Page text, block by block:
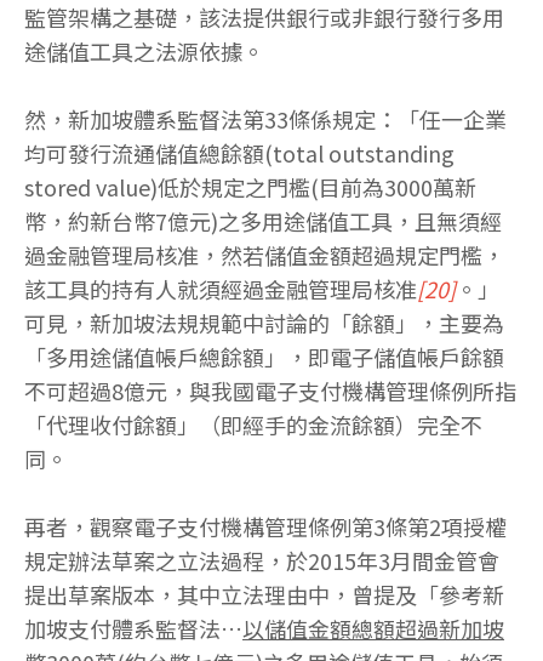
監管架構之基礎，該法提供銀行或非銀行發行多用
途儲值工具之法源依據。
然，新加坡體系監督法第33條係規定：「任一企業
均可發行流通儲值總餘額(total outstanding
stored value)低於規定之門檻(目前為3000萬新
幣，約新台幣7億元)之多用途儲值工具，且無須經
過金融管理局核准，然若儲值金額超過規定門檻，
該工具的持有人就須經過金融管理局核准[20]。」
可見，新加坡法規規範中討論的「餘額」，主要為
「多用途儲值帳戶總餘額」，即電子儲值帳戶餘額
不可超過8億元，與我國電子支付機構管理條例所指
「代理收付餘額」（即經手的金流餘額）完全不
同。
再者，觀察電子支付機構管理條例第3條第2項授權
規定辦法草案之立法過程，於2015年3月間金管會
提出草案版本，其中立法理由中，曾提及「參考新
加坡支付體系監督法…以儲值金額總額超過新加坡